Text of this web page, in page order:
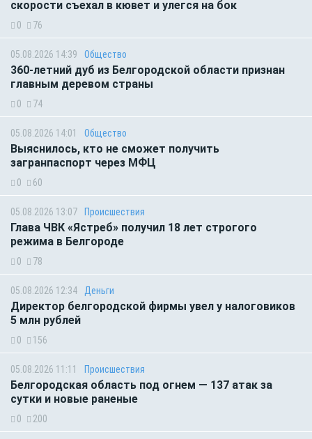
скорости съехал в кювет и улегся на бок
0 76
05.08.2026 14:39 Общество
360-летний дуб из Белгородской области признан
главным деревом страны
0 74
05.08.2026 14:01 Общество
Выяснилось, кто не сможет получить
загранпаспорт через МФЦ
0 60
05.08.2026 13:07 Происшествия
Глава ЧВК «Ястреб» получил 18 лет строгого
режима в Белгороде
0 78
05.08.2026 12:34 Деньги
Директор белгородской фирмы увел у налоговиков
5 млн рублей
0 156
05.08.2026 11:11 Происшествия
Белгородская область под огнем — 137 атак за
сутки и новые раненые
0 200